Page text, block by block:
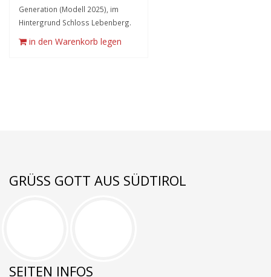
Generation (Modell 2025), im
Hintergrund Schloss Lebenberg.
in den Warenkorb legen
GRÜSS GOTT AUS SÜDTIROL
SEITEN INFOS